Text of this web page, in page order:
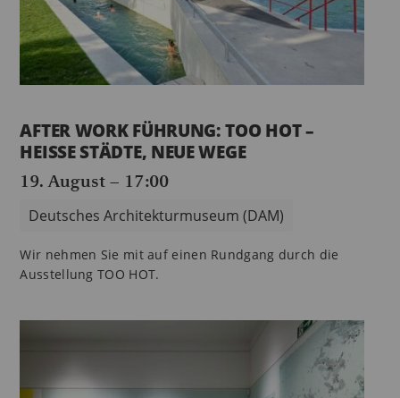
AFTER WORK FÜHRUNG: TOO HOT –
HEISSE STÄDTE, NEUE WEGE
19. August – 17:00
Deutsches Architekturmuseum (DAM)
Wir nehmen Sie mit auf einen Rundgang durch die
Ausstellung TOO HOT.